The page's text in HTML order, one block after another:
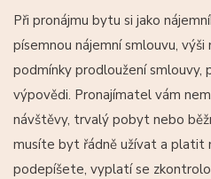
Při pronájmu bytu si jako
písemnou nájemní smlouvu, výši
podmínky prodloužení smlouvy,
výpovědi. Pronajímatel vám
návštěvy, trvalý pobyt nebo
musíte byt řádně užívat a platit
podepíšete, vyplatí se